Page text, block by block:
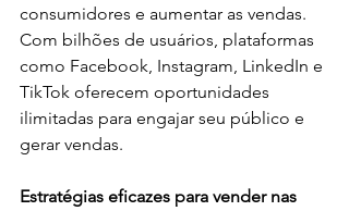
consumidores e aumentar as vendas.
Com bilhões de usuários, plataformas
como Facebook, Instagram, LinkedIn e
TikTok oferecem oportunidades
ilimitadas para engajar seu público e
gerar vendas.
Estratégias eficazes para vender nas